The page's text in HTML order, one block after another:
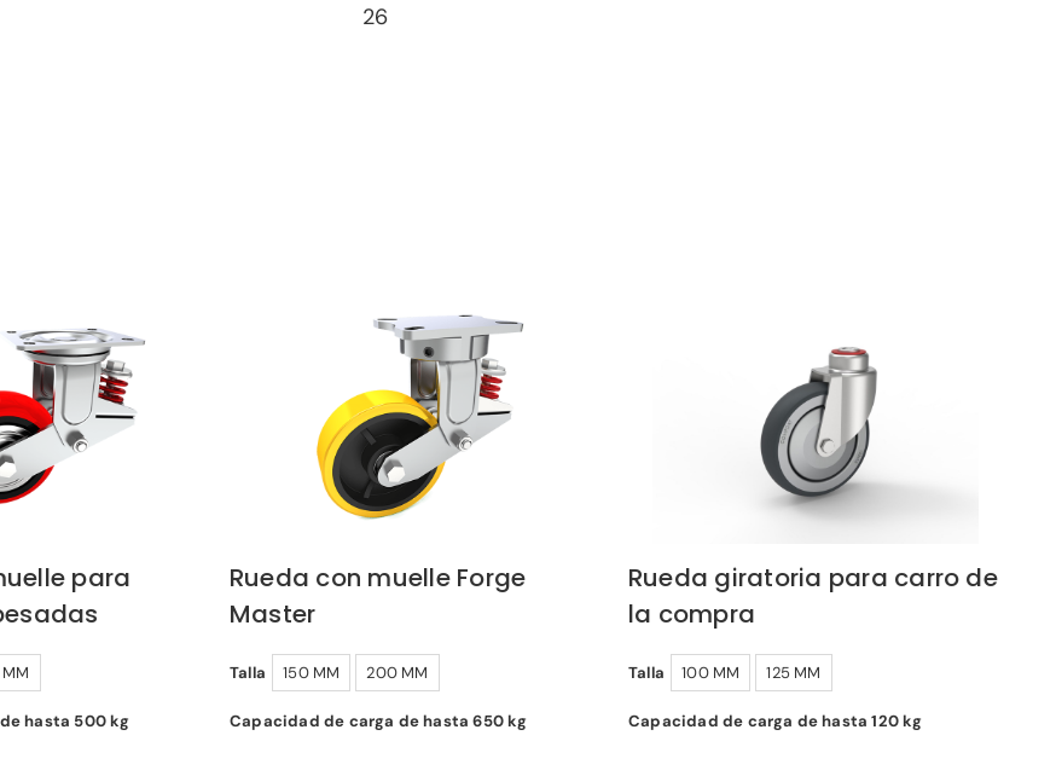
26
para
hasta 500 kg
Rueda con muelle Forge
Master
Talla 150 MM 200 MM
Capacidad de carga de hasta 650 kg
Rueda giratoria para carro de
la compra
Talla 100 MM 125 MM
Capacidad de carga de hasta 120 kg